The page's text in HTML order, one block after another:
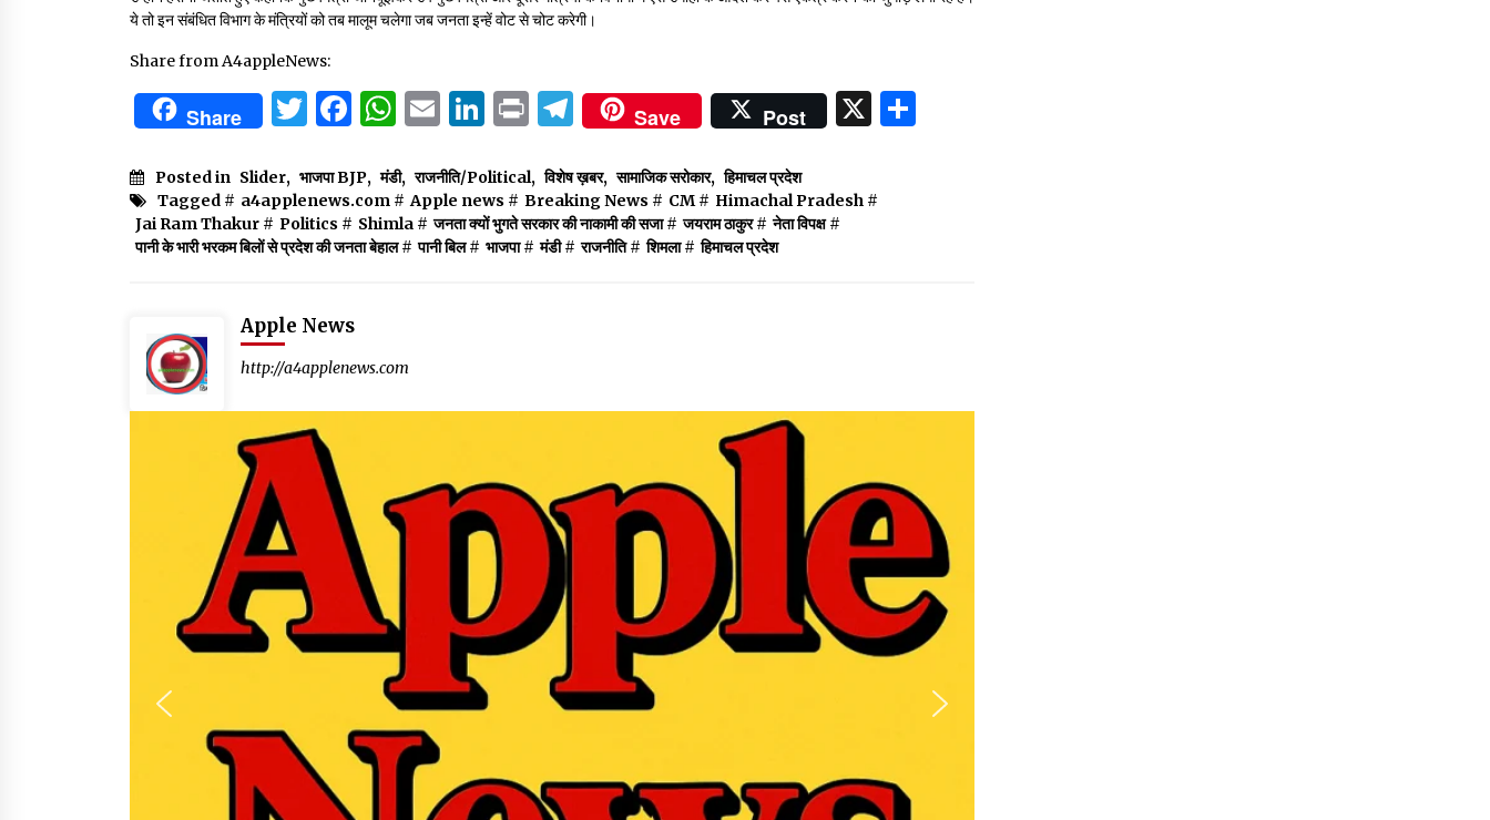
ये तो इन संबंधित विभाग के मंत्रियों को तब मालूम चलेगा जब जनता इन्हें वोट से चोट करेगी।
Share from A4appleNews:
Share Twitter
Facebook
WhatsApp
EmailLinkedIn
PrintTelegram
Save Post X
Posted in Slider, भाजपा BJP, मंडी, राजनीति/Political, विशेष ख़बर, सामाजिक सरोकार, हिमाचल प्रदेश
Tagged # a4applenews.com # Apple news # Breaking News # CM# Himachal Pradesh #
Jai Ram Thakur # Politics # Shimla # जनता क्यों भुगते सरकार की नाकामी की सजा# जयराम ठाकुर# नेता विपक्ष#
पानी के भारी भरकम बिलों से प्रदेश की जनता बेहाल# पानी बिल# भाजपा# मंडी# राजनीति# शिमला# हिमाचल प्रदेश
Apple News
http://a4applenews.com